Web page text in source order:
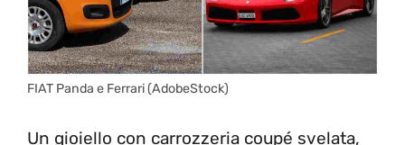
FIAT Panda e Ferrari (AdobeStock)
Un gioiello con carrozzeria coupé svelata,